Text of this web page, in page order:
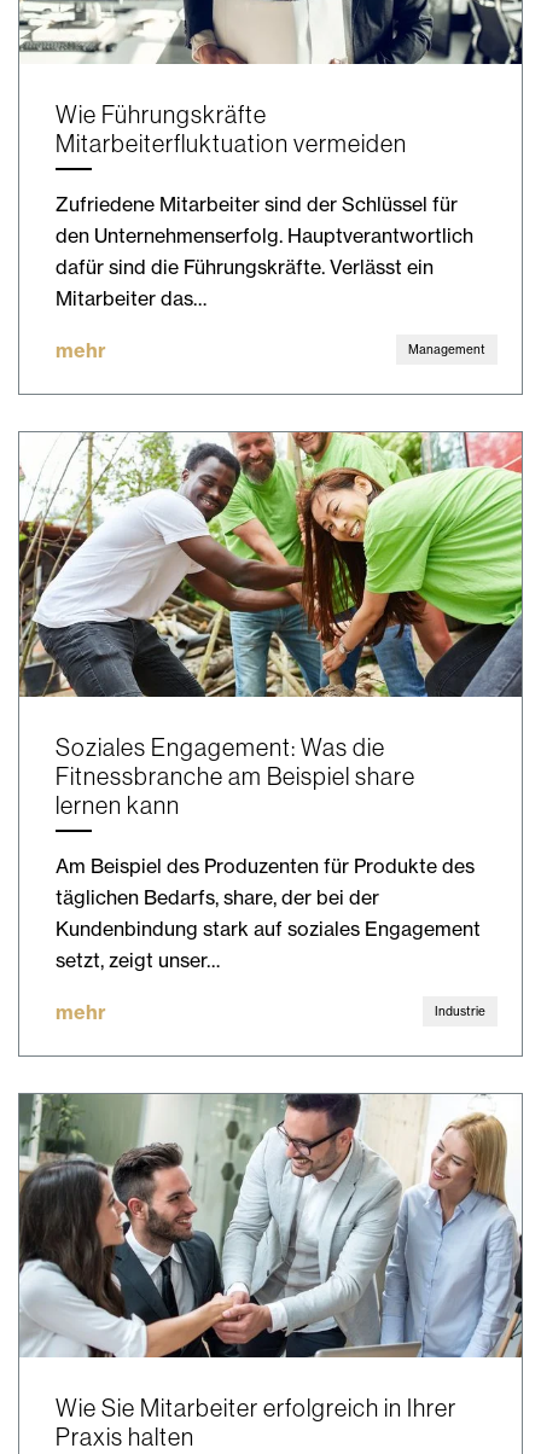
Wie Führungskräfte
Mitarbeiterfluktuation vermeiden
Zufriedene Mitarbeiter sind der Schlüssel für
den Unternehmenserfolg. Hauptverantwortlich
dafür sind die Führungskräfte. Verlässt ein
Mitarbeiter das…
mehr Management
Soziales Engagement: Was die
Fitnessbranche am Beispiel share
lernen kann
Am Beispiel des Produzenten für Produkte des
täglichen Bedarfs, share, der bei der
Kundenbindung stark auf soziales Engagement
setzt, zeigt unser…
mehr Industrie
Wie Sie Mitarbeiter erfolgreich in Ihrer
Praxis halten